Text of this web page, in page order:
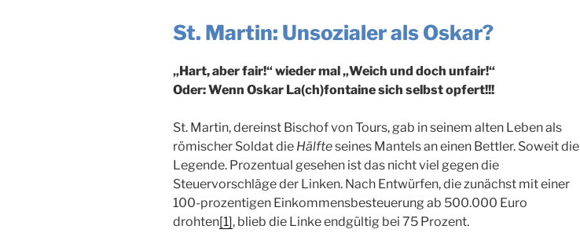
St. Martin: Unsozialer als Oskar?
„Hart, aber fair!“ wieder mal „Weich und doch unfair!“
Oder: Wenn Oskar La(ch)fontaine sich selbst opfert!!!
St. Martin, dereinst Bischof von Tours, gab in seinem alten Leben als
römischer Soldat die Hälfteseines Mantels an einen Bettler. Soweit die
Legende. Prozentual gesehen ist das nicht viel gegen die
Steuervorschläge der Linken. Nach Entwürfen, die zunächst mit einer
100-prozentigen Einkommensbesteuerung ab 500.000 Euro
drohten[1], blieb die Linke endgültig bei 75 Prozent.